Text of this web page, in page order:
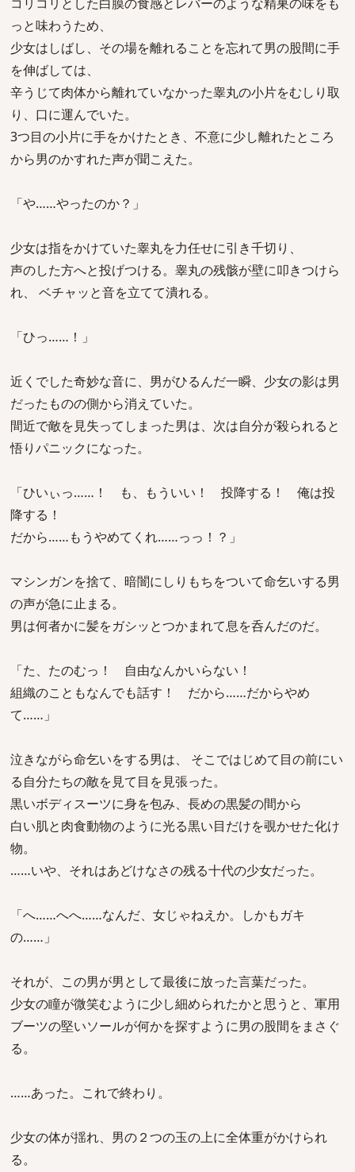
っと味わうため、
少女はしばし、その場を離れることを忘れて男の股間に手
を伸ばしては、
辛うじて肉体から離れていなかった睾丸の小片をむしり取
り、口に運んでいた。
3つ目の小片に手をかけたとき、不意に少し離れたところ
から男のかすれた声が聞こえた。
「や……やったのか？」
少女は指をかけていた睾丸を力任せに引き千切り、
声のした方へと投げつける。睾丸の残骸が壁に叩きつけら
れ、 ベチャッと音を立てて潰れる。
「ひっ……！」
近くでした奇妙な音に、男がひるんだ一瞬、少女の影は男
だったものの側から消えていた。
間近で敵を見失ってしまった男は、次は自分が殺られると
悟りパニックになった。
「ひいぃっ……！ も、もういい！ 投降する！ 俺は投
降する！
だから……もうやめてくれ……っっ！？」
マシンガンを捨て、暗闇にしりもちをついて命乞いする男
の声が急に止まる。
男は何者かに髪をガシッとつかまれて息を呑んだのだ。
「た、たのむっ！ 自由なんかいらない！
組織のこともなんでも話す！ だから……だからやめ
て……」
泣きながら命乞いをする男は、 そこではじめて目の前にい
る自分たちの敵を見て目を見張った。
黒いボディスーツに身を包み、長めの黒髪の間から
白い肌と肉食動物のように光る黒い目だけを覗かせた化け
物。
……いや、それはあどけなさの残る十代の少女だった。
「へ……へへ……なんだ、女じゃねえか。しかもガキ
の……」
それが、この男が男として最後に放った言葉だった。
少女の瞳が微笑むように少し細められたかと思うと、軍用
ブーツの堅いソールが何かを探すように男の股間をまさぐ
る。
……あった。これで終わり。
少女の体が揺れ、男の２つの玉の上に全体重がかけられ
る。